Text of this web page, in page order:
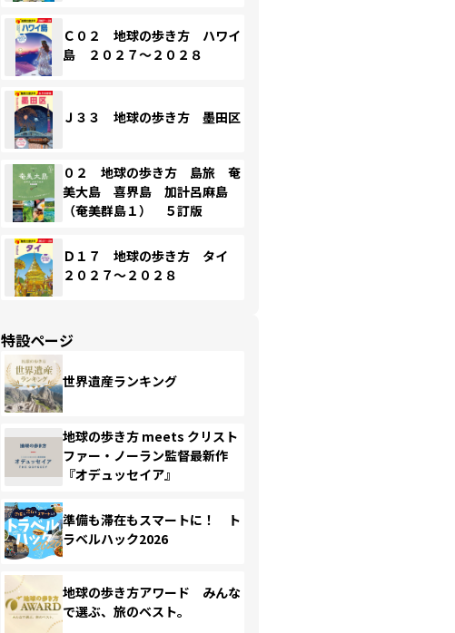
Ｃ０２ 地球の歩き方 ハワイ
島 ２０２７～２０２８
Ｊ３３ 地球の歩き方 墨田区
０２ 地球の歩き方 島旅 奄
美大島 喜界島 加計呂麻島
（奄美群島１） ５訂版
Ｄ１７ 地球の歩き方 タイ
２０２７～２０２８
特設ページ
世界遺産ランキング
地球の歩き方 meets クリスト
ファー・ノーラン監督最新作
『オデュッセイア』
準備も滞在もスマートに！ ト
ラベルハック2026
地球の歩き方アワード みんな
で選ぶ、旅のベスト。